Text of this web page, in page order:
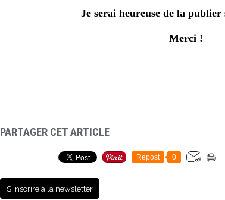
Je serai heureuse de la
Merci !
PARTAGER CET ARTICLE
Repost 0
S'inscrire à la newsletter